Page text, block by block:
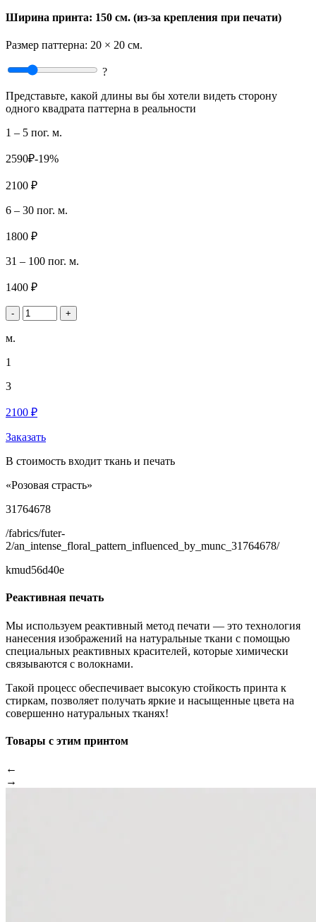
Ширина принта: 150 см. (из-за крепления при печати)
Размер паттерна: 20 × 20 см.
?
Представьте, какой длины вы бы хотели видеть сторону
одного квадрата паттерна в реальности
1 – 5 пог. м.
2590₽-19%
2100 ₽
6 – 30 пог. м.
1800 ₽
31 – 100 пог. м.
1400 ₽
- +
м.
1
3
2100 ₽
Заказать
В стоимость входит ткань и печать
«Розовая страсть»
31764678
/fabrics/futer-
2/an_intense_floral_pattern_influenced_by_munc_31764678/
kmud56d40e
Реактивная печать
Мы используем реактивный метод печати — это технология
нанесения изображений на натуральные ткани с помощью
специальных реактивных красителей, которые химически
связываются с волокнами.
Такой процесс обеспечивает высокую стойкость принта к
стиркам, позволяет получать яркие и насыщенные цвета на
совершенно натуральных тканях!
Товары с этим принтом
←
→